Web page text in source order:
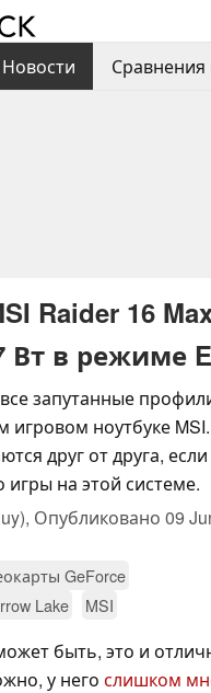
Новости Сравнения
Raider 16
Вт в режиме
запутанные
игровом ноутбуке
друг от друга, если
игры на этой системе.
Опубликовано 09
GeForce
Lake MSI
быть, это и
у него слишком